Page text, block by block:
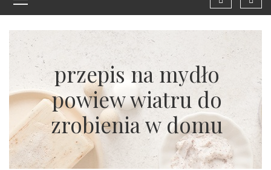
przepis na mydło
powiew wiatru do
zrobienia w domu